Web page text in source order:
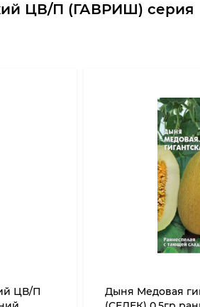
ЦВ/П (ГАВРИШ) серия
ЦВ/П
Дыня Медовая